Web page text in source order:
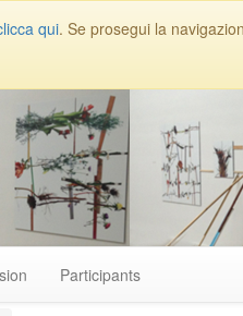
qui. Se prosegui la
Participants